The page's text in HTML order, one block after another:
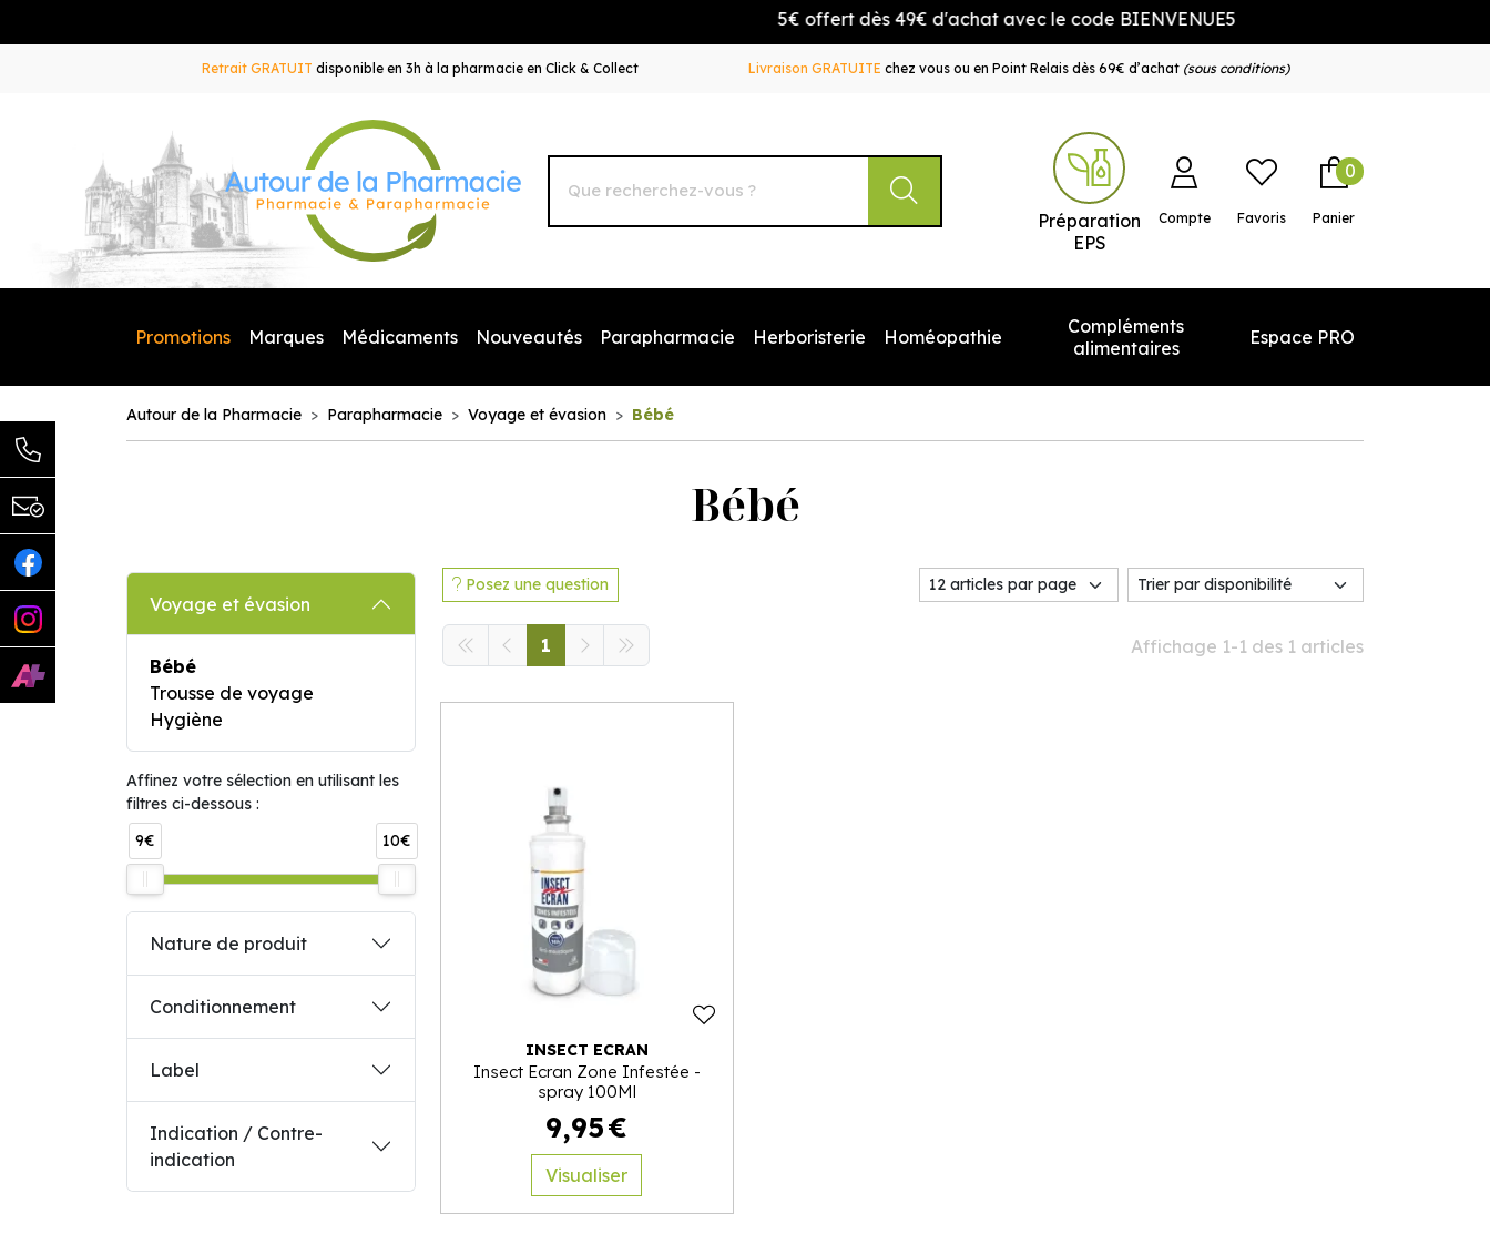
5€ offert dès 49€ d'achat avec le code BIENVENUE5
Retrait GRATUIT disponible en 3h à la pharmacie en Click & Collect Livraison GRATUITE chez vous ou en Point Relais dès 69€ d’achat (sous conditions)
Autour de la Pharmacie Votre pharmacie en ligne à votre service
Préparation
EPS
Compte Favoris Panier
0
Promotions Marques Médicaments Nouveautés Parapharmacie Herboristerie Homéopathie
Compléments
alimentaires
Espace PRO
Autour de la Pharmacie Parapharmacie Voyage et évasion Bébé
Bébé
Posez une question
Affichage 1-1 des 1 articles
1
INSECT ECRAN
Insect Ecran Zone Infestée -
spray 100Ml
9,95€
Visualiser
Voyage et évasion
Bébé
Trousse de voyage
Hygiène
Affinez votre sélection en utilisant les
filtres ci-dessous :
9€
10€
Nature de produit
Conditionnement
Label
Indication / Contre-
indication